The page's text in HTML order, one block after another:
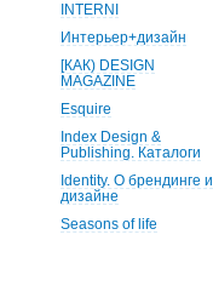
INTERNI
Интерьер+дизайн
[КАК) DESIGN
MAGAZINE
Esquire
Index Design &
Publishing. Каталоги
Identity. О брендинге и
дизайне
Seasons of life